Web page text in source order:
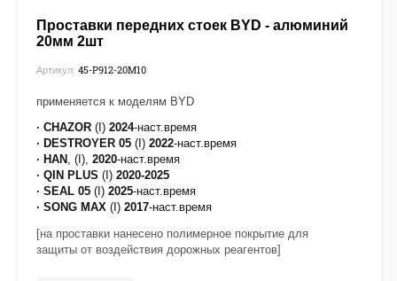
Проставки передних стоек BYD - алюминий
20мм 2шт
Артикул: 45-P912-20М10
применяется к моделям BYD
· CHAZOR (I) 2024-наст.время
· DESTROYER 05 (I) 2022-наст.время
· HAN
, (I), 2020-наст.время
· QIN PLUS (I) 2020-2025
· SEAL 05 (I) 2025-наст.время
· SONG MAX (I) 2017-наст.время
[на проставки нанесено полимерное покрытие для
защиты от воздействия дорожных реагентов]